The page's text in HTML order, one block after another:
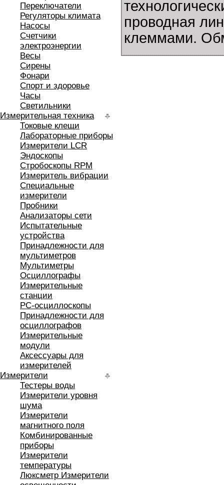
Переключатели
Регуляторы климата
Насосы
Счетчики
электроэнергии
Весы
Сирены
Фонари
Спорт и здоровье
Часы
Светильники
Измерительная техника
Токовые клещи
Лабораторные приборы
Измерители LCR
Эндоскопы
Стробоскопы RPM
Измеритель вибрации
Специальные
измерители
Пробники
Анализаторы сети
Испытательные
устройства
Принадлежности для
мультиметров
Мультиметры
Осциллографы
Измерительные
станции
РС-осциллоскопы
Принадлежности для
осциллографов
Измерительные
модули
Аксессуары для
измерителей
Измерители
Тестеры воды
Измерители уровня
шума
Измерители
магнитного поля
Комбинированные
приборы
Измерители
температуры
Люксметр Измерители
проводная
клеммами.